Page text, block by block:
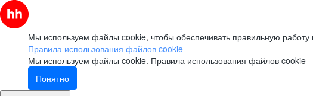
Мы используем файлы cookie, чтобы обеспечивать правильную работу
Правила использования файлов cookie
Мы используем файлы cookie. Правила использования файлов cookie
Понятно